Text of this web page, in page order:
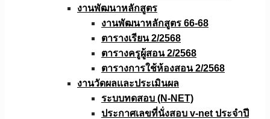
งานพัฒนาหลักสูตร
งานพัฒนาหลักสูตร 66-68
ตารางเรียน 2/2568
ตารางครูผู้สอน 2/2568
ตารางการใช้ห้องสอน 2/2568
งานวัดผลเเละประเมินผล
ระบบทดสอบ (N-NET)
ประกาศเลขที่นั่งสอบ v-net ประจำปี